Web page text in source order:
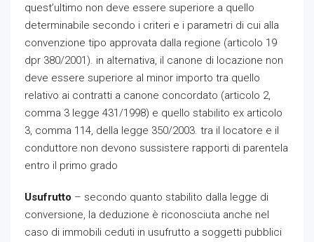
quest’ultimo non deve essere superiore a quello
determinabile secondo i criteri e i parametri di cui alla
convenzione tipo approvata dalla regione (articolo 19
dpr 380/2001). in alternativa, il canone di locazione non
deve essere superiore al minor importo tra quello
relativo ai contratti a canone concordato (articolo 2,
comma 3 legge 431/1998) e quello stabilito ex articolo
3, comma 114, della legge 350/2003. tra il locatore e il
conduttore non devono sussistere rapporti di parentela
entro il primo grado
Usufrutto – secondo quanto stabilito dalla legge di
conversione, la deduzione è riconosciuta anche nel
caso di immobili ceduti in usufrutto a soggetti pubblici